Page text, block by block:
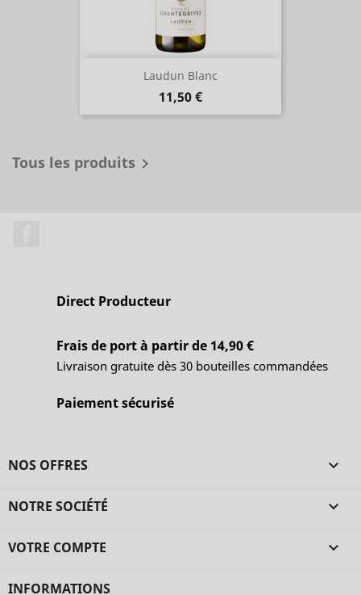
Laudun Blanc
Prix
11,50 €
Tous les produits 
Direct Producteur
Frais de port à partir de 14,90 €
Livraison gratuite dès 30 bouteilles commandées
Paiement sécurisé
NOS OFFRES 
NOTRE SOCIÉTÉ 
VOTRE COMPTE 
INFORMATIONS